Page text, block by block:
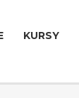
KURSY